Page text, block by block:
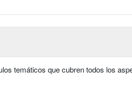
temáticos que cubren todos los